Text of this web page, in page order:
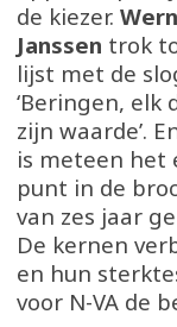
de kiezer.
Janssen trok
lijst met de
‘Beringen, elk
zijn waarde’.
is meteen het
punt in de
van zes jaar
De kernen
en hun
voor N-VA de